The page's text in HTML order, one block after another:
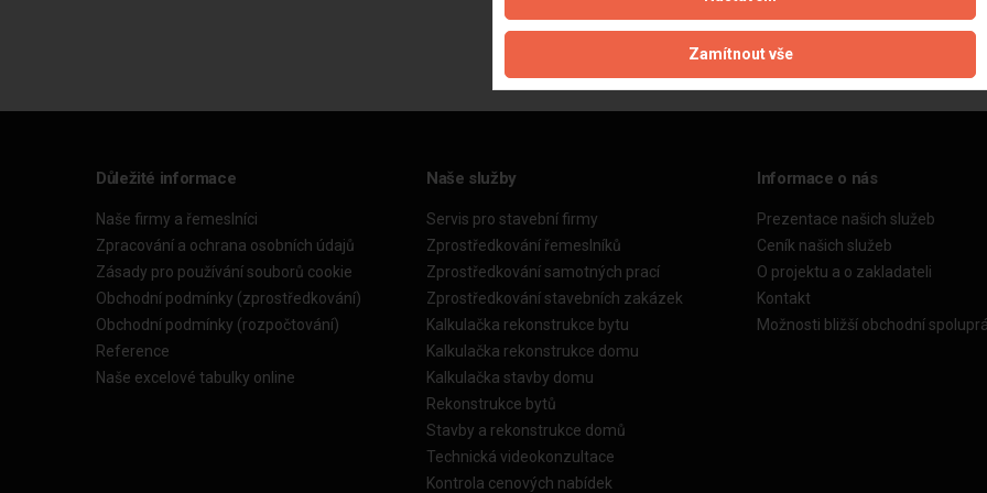
Důležité informace
Naše firmy a řemeslníci
Zpracování a ochrana osobních údajů
Zásady pro používání souborů cookie
Obchodní podmínky (zprostředkování)
Obchodní podmínky (rozpočtování)
Reference
Naše excelové tabulky online
Naše služby
Servis pro stavební firmy
Zprostředkování řemeslníků
Zprostředkování samotných prací
Zprostředkování stavebních zakázek
Kalkulačka rekonstrukce bytu
Kalkulačka rekonstrukce domu
Kalkulačka stavby domu
Rekonstrukce bytů
Stavby a rekonstrukce domů
Technická videokonzultace
Kontrola cenových nabídek
Informace o nás
Prezentace našich služeb
Ceník našich služeb
O projektu a o zakladateli
Kontakt
Možnosti bližší obchodní
Zamítnout vše